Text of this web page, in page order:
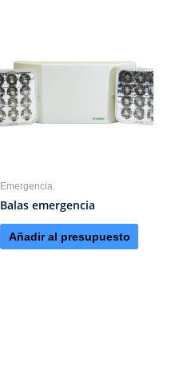
Emergencia
Balas emergencia
Añadir al presupuesto